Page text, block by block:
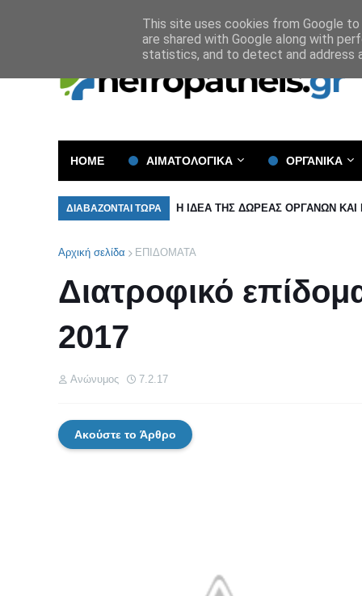
HOME ΑΙΜΑΤΟΛΟΓΙΚΑ ΟΡΓΑΝΙΚΑ
ΔΙΑΒΑΖΟΝΤΑΙ ΤΩΡΑ Η ΙΔΕΑ ΤΗΣ ΔΩΡΕΑΣ ΟΡΓΑΝΩΝ
Αρχική σελίδα ΕΠΙΔΟΜΑΤΑ
Διατροφικό
2017
Ανώνυμος 7.2.17
Ακούστε το Άρθρο
This site uses cookies from Google
are shared with Google along with
statistics, and to detect and address